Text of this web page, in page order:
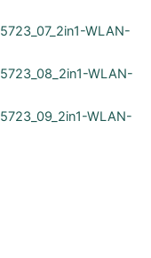
WLAN-
WLAN-
WLAN-